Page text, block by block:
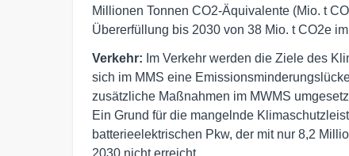
Millionen Tonnen CO2-Äquivalente (Mio. t
Übererfüllung bis 2030 von 38 Mio. t CO2e
Verkehr: Im Verkehr werden die Ziele des
sich im MMS eine
zusätzliche Maßnahmen im MWMS
Ein Grund für die mangelnde
batterieelektrischen Pkw, der mit nur 8,2
2030 nicht erreicht.